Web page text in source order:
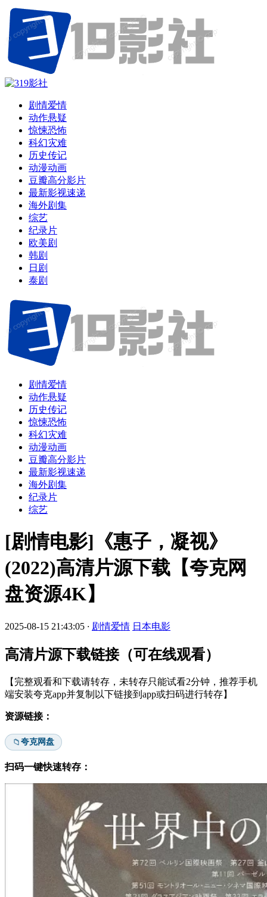
剧情爱情
动作悬疑
惊悚恐怖
科幻灾难
历史传记
动漫动画
豆瓣高分影片
最新影视速递
海外剧集
综艺
纪录片
欧美剧
韩剧
日剧
泰剧
剧情爱情
动作悬疑
历史传记
惊悚恐怖
科幻灾难
动漫动画
豆瓣高分影片
最新影视速递
海外剧集
纪录片
综艺
[剧情电影]《惠子，凝视》
(2022)高清片源下载【夸克网
盘资源4K】
2025-08-15 21:43:05 · 剧情爱情 日本电影
高清片源下载链接（可在线观看）
【完整观看和下载请转存，未转存只能试看2分钟，推荐手机
端安装夸克app并复制以下链接到app或扫码进行转存】
资源链接：
📁夸克网盘
扫码一键快速转存：